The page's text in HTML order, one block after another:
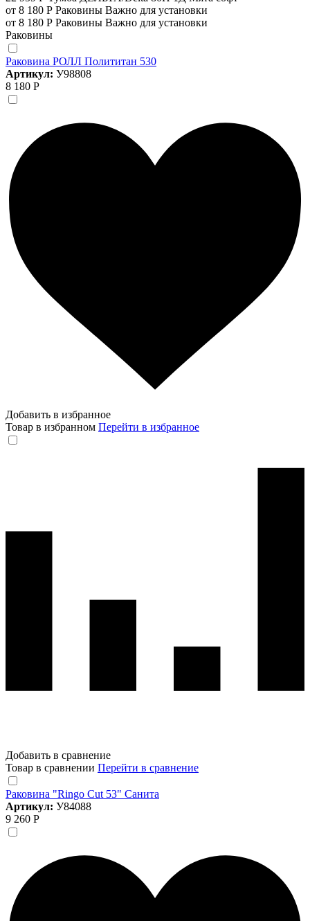
от 8 180 Р Раковины Важно для установки
от 8 180 Р Раковины Важно для установки
Раковины
Раковина РОЛЛ Полититан 530
Артикул: У98808
8 180 Р
Добавить в избранное
Товар в избранном Перейти в избранное
Добавить в сравнение
Товар в сравнении Перейти в сравнение
Раковина "Ringo Cut 53" Санита
Артикул: У84088
9 260 Р